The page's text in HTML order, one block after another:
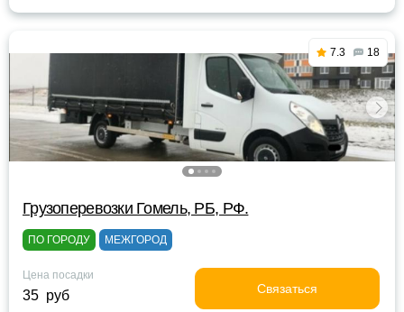
7.3 18
Грузоперевозки Гомель, РБ, РФ.
ПО ГОРОДУ МЕЖГОРОД
Цена посадки
35 руб Связаться